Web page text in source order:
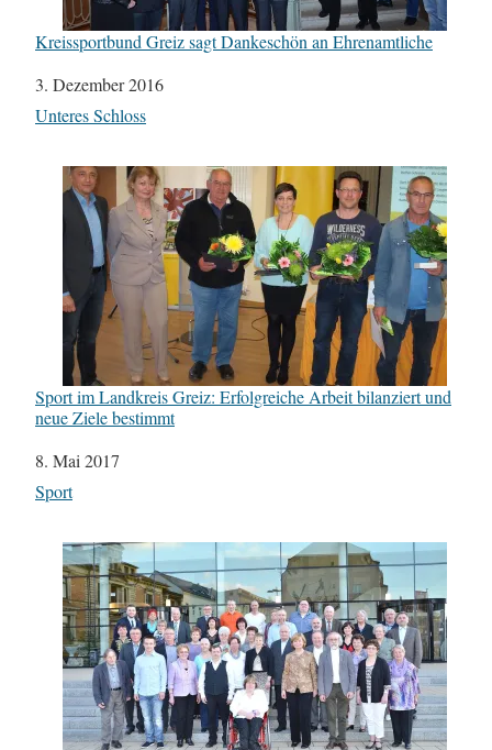
Kreissportbund Greiz sagt Dankeschön an Ehrenamtliche
Datum
3. Dezember 2016
In Bezug auf
Unteres Schloss
Sport im Landkreis Greiz: Erfolgreiche Arbeit bilanziert und
neue Ziele bestimmt
Datum
8. Mai 2017
In Bezug auf
Sport